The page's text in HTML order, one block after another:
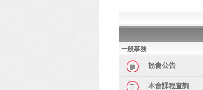
一般事務
協會公告
本會課程查詢